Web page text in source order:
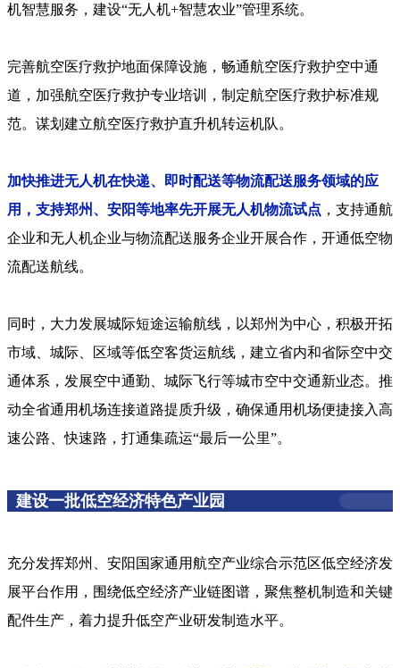
机智慧服务，建设“无人机+智慧农业”管理系统。
完善航空医疗救护地面保障设施，畅通航空医疗救护空中通
道，加强航空医疗救护专业培训，制定航空医疗救护标准规
范。谋划建立航空医疗救护直升机转运机队。
加快推进无人机在快递、即时配送等物流配送服务领域的应
用，支持郑州、安阳等地率先开展无人机物流试点 ，支持通航
企业和无人机企业与物流配送服务企业开展合作，开通低空物
流配送航线。
同时，大力发展城际短途运输航线，以郑州为中心，积极开拓
市域、城际、区域等低空客货运航线，建立省内和省际空中交
通体系，发展空中通勤、城际飞行等城市空中交通新业态。推
动全省通用机场连接道路提质升级，确保通用机场便捷接入高
速公路、快速路，打通集疏运“最后一公里”。
建设一批低空经济特色产业园
充分发挥郑州、安阳国家通用航空产业综合示范区低空经济发
展平台作用，围绕低空经济产业链图谱，聚焦整机制造和关键
配件生产，着力提升低空产业研发制造水平。